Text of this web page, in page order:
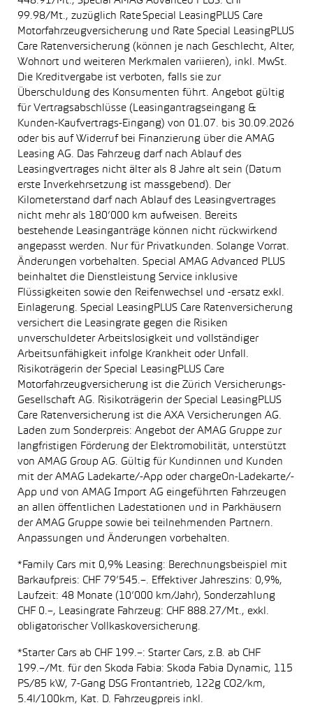
99.98/Mt., zuzüglich Rate Special LeasingPLUS Care
Motorfahrzeugversicherung und Rate Special LeasingPLUS
Care Ratenversicherung (können je nach Geschlecht, Alter,
Wohnort und weiteren Merkmalen variieren), inkl. MwSt.
Die Kreditvergabe ist verboten, falls sie zur
Überschuldung des Konsumenten führt. Angebot gültig
für Vertragsabschlüsse (Leasingantragseingang &
Kunden-Kaufvertrags-Eingang) von 01.07. bis 30.09.2026
oder bis auf Widerruf bei Finanzierung über die AMAG
Leasing AG. Das Fahrzeug darf nach Ablauf des
Leasingvertrages nicht älter als 8 Jahre alt sein (Datum
erste Inverkehrsetzung ist massgebend). Der
Kilometerstand darf nach Ablauf des Leasingvertrages
nicht mehr als 180’000 km aufweisen. Bereits
bestehende Leasinganträge können nicht rückwirkend
angepasst werden. Nur für Privatkunden. Solange Vorrat.
Änderungen vorbehalten. Special AMAG Advanced PLUS
beinhaltet die Dienstleistung Service inklusive
Flüssigkeiten sowie den Reifenwechsel und -ersatz exkl.
Einlagerung. Special LeasingPLUS Care Ratenversicherung
versichert die Leasingrate gegen die Risiken
unverschuldeter Arbeitslosigkeit und vollständiger
Arbeitsunfähigkeit infolge Krankheit oder Unfall.
Risikoträgerin der Special LeasingPLUS Care
Motorfahrzeugversicherung ist die Zürich Versicherungs-
Gesellschaft AG. Risikoträgerin der Special LeasingPLUS
Care Ratenversicherung ist die AXA Versicherungen AG.
Laden zum Sonderpreis: Angebot der AMAG Gruppe zur
langfristigen Förderung der Elektromobilität, unterstützt
von AMAG Group AG. Gültig für Kundinnen und Kunden
mit der AMAG Ladekarte/-App oder chargeOn-Ladekarte/-
App und von AMAG Import AG eingeführten Fahrzeugen
an allen öffentlichen Ladestationen und in Parkhäusern
der AMAG Gruppe sowie bei teilnehmenden Partnern.
Anpassungen und Änderungen vorbehalten.
*Family Cars mit 0,9% Leasing: Berechnungsbeispiel mit
Barkaufpreis: CHF 79’545.–. Effektiver Jahreszins: 0,9%,
Laufzeit: 48 Monate (10’000 km/Jahr), Sonderzahlung
CHF 0.–, Leasingrate Fahrzeug: CHF 888.27/Mt., exkl.
obligatorischer Vollkaskoversicherung.
*Starter Cars ab CHF 199.–: Starter Cars, z.B. ab CHF
199.–/Mt. für den Skoda Fabia: Skoda Fabia Dynamic, 115
PS/85 kW, 7-Gang DSG Frontantrieb, 122g CO2/km,
5.4l/100km, Kat. D. Fahrzeugpreis inkl.